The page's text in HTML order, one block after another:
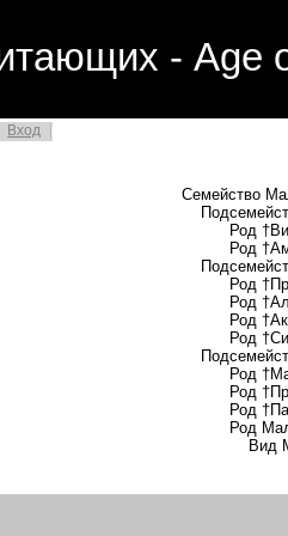
- Age
Вход
Семейство
Подсемейство
Род
Род
Подсемейство
Род
Род
Род
Род
Подсемейство
Род
Род
Род
Род Малые
Вид Малая